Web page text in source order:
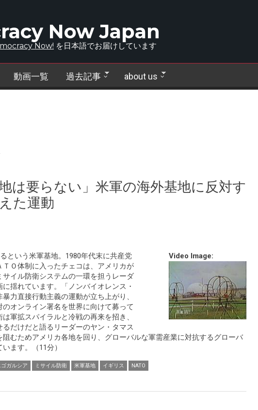
Now Japan
Now! を日本語でお届けしています
動画一覧 過去記事 about us
地は要らない」米軍の海外基地に反対す
た運動
Video Image:
という米軍基地。1980年代末に共産党
Ｏ体制に入ったチェコは、アメリカが
イル防衛システムの一環を担うレーダ
揺れています。「ノンバイオレンス・
力直接行動主義の運動が立ち上がり、
のオンライン署名を世界に向けて募って
軍拡スパイラルと冷戦の再来を招き、
だけだと語るリーダーのヤン・タマス
阻むためアメリカ各地を回り、グローバルな軍需産業に対抗するグローバ
ます。（11分）
ガルシア ミサイル防衛 米軍基地 イギリス NATO